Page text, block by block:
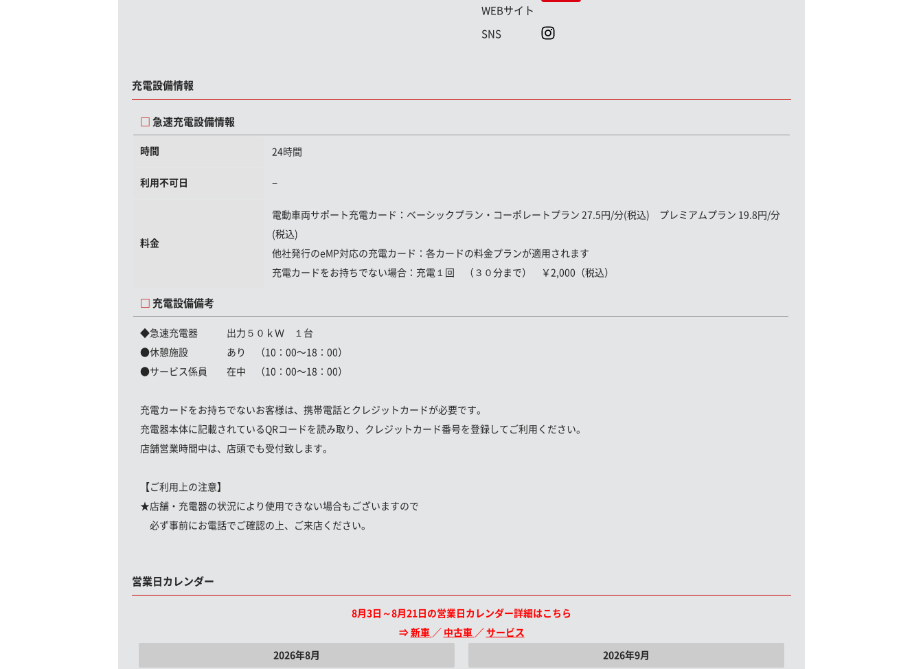
WEBサイト
SNS
充電設備情報
急速充電設備情報
時間 24時間
利用不可日 −
料金
電動車両サポート充電カード ：ベーシックプラン・コーポレートプラン 27.5円/分(税込) プレミアムプラン 19.8円/分
(税込)
他社発行のeMP対応の充電カード： 各カードの料金プランが適用されます
充電カードをお持ちでない場合： 充電１回 （３０分まで） ￥2,000（税込）
充電設備備考
◆急速充電器 出力５０ｋＷ １台
●休憩施設 あり （10：00〜18：00）
●サービス係員 在中 （10：00〜18：00）
充電カードをお持ちでないお客様は、携帯電話とクレジットカードが必要です。
充電器本体に記載されているQRコードを読み取り、クレジットカード番号を登録してご利用ください。
店舗営業時間中は、店頭でも受付致します。
【ご利用上の注意】
★店舗・充電器の状況により使用できない場合もございますので
必ず事前にお電話でご確認の上、ご来店ください。
営業日カレンダー
8月3日～8月21日の営業日カレンダー詳細はこちら
⇒ 新車 ／ 中古車 ／ サービス
2026年8月 2026年9月